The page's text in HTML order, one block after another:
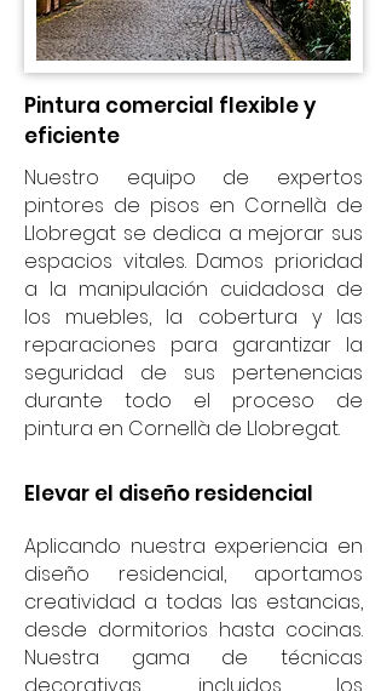
Pintura comercial flexible y
eficiente
Nuestro equipo de expertos
pintores de pisos en Cornellà de
Llobregat se dedica a mejorar sus
espacios vitales. Damos prioridad
a la manipulación cuidadosa de
los muebles, la cobertura y las
reparaciones para garantizar la
seguridad de sus pertenencias
durante todo el proceso de
pintura en Cornellà de Llobregat.
Elevar el diseño residencial
Aplicando nuestra experiencia en
diseño residencial, aportamos
creatividad a todas las estancias,
desde dormitorios hasta cocinas.
Nuestra gama de técnicas